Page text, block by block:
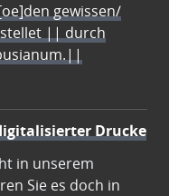
gewissen/
|| durch
Drucke
in unserem
Sie es doch in